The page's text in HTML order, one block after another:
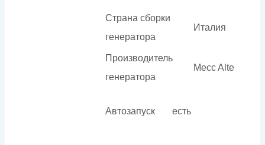
Страна сборки
генератора
Италия
Производитель
генератора
Mecc Alte
Автозапуск есть